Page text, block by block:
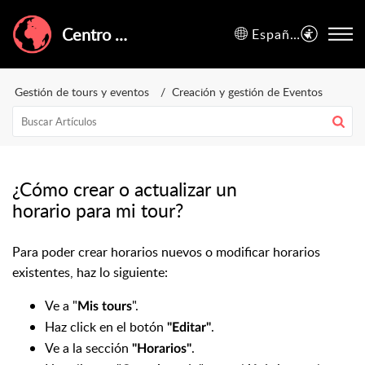
Centro de Ayuda de GuruWalk Español (España)
Gestión de tours y eventos Creación y gestión de Eventos
¿Cómo crear o actualizar un
horario para mi tour?
Para poder crear horarios nuevos o modificar horarios
existentes, haz lo siguiente:
Ve a " Mis tours".
Haz click en el botón "Editar".
Ve a la sección "Horarios".